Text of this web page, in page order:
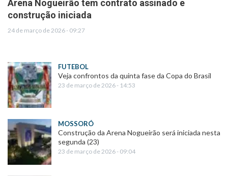
Arena Nogueirão tem contrato assinado e
construção iniciada
24 de março de 2026 - 09:27
FUTEBOL
Veja confrontos da quinta fase da Copa do Brasil
23 de março de 2026 - 14:53
MOSSORÓ
Construção da Arena Nogueirão será iniciada nesta
segunda (23)
23 de março de 2026 - 09:04